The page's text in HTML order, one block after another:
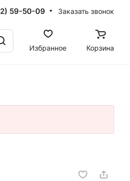
59-50-09 Заказать звонок
Избранное
Корзина